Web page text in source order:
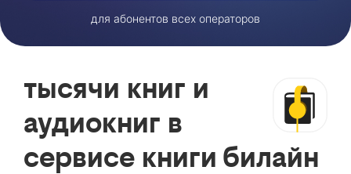
для абонентов всех операторов
тысячи книг и
аудиокниг в
сервисе книги билайн